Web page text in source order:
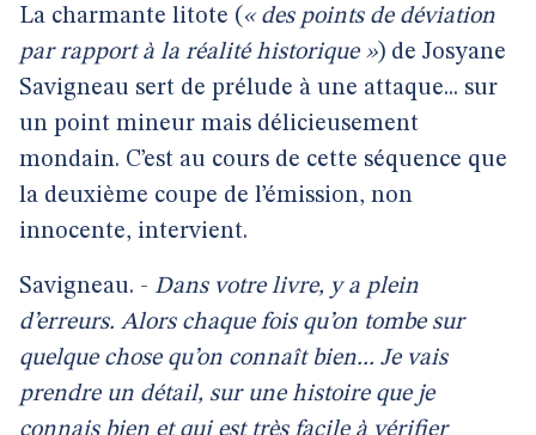
La charmante litote ( « des points de déviation
par rapport à la réalité historique ») de Josyane
Savigneau sert de prélude à une attaque... sur
un point mineur mais délicieusement
mondain. C’est au cours de cette séquence que
la deuxième coupe de l’émission, non
innocente, intervient.
Savigneau. - Dans votre livre, y a plein
d’erreurs. Alors chaque fois qu’on tombe sur
quelque chose qu’on connaît bien... Je vais
prendre un détail, sur une histoire que je
connais bien et qui est très facile à vérifier